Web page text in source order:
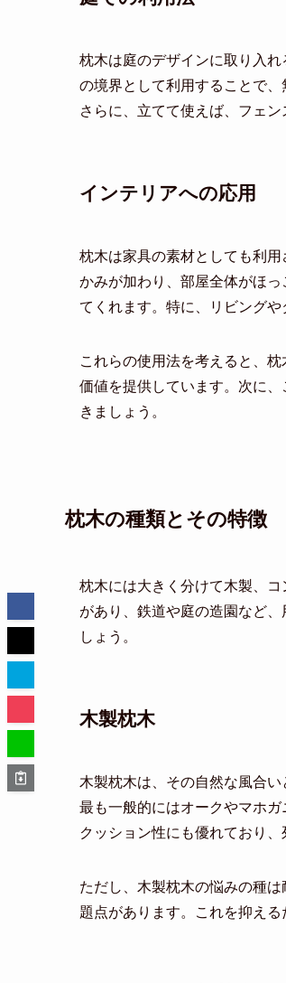
枕木は庭のデザインに取り入
の境界として利用することで
さらに、立てて使えば、フェ
インテリアへの応用
枕木は家具の素材としても利
かみが加わり、部屋全体がほ
てくれます。特に、リビング
これらの使用法を考えると、
価値を提供しています。次に
きましょう。
枕木の種類とその特徴
枕木には大きく分けて木製、
があり、鉄道や庭の造園など
しょう。
木製枕木
木製枕木は、その自然な風合
最も一般的にはオークやマホ
クッション性にも優れており
ただし、木製枕木の悩みの種
題点があります。これを抑え